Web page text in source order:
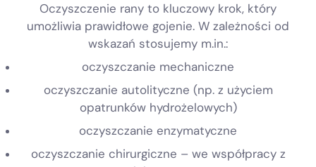
Oczyszczenie rany to kluczowy krok, który
umożliwia prawidłowe gojenie. W zależności od
wskazań stosujemy m.in.:
oczyszczanie mechaniczne
oczyszczanie autolityczne (np. z użyciem
opatrunków hydrożelowych)
oczyszczanie enzymatyczne
oczyszczanie chirurgiczne – we współpracy z